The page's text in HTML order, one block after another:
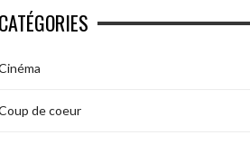
CATÉGORIES
de coeur